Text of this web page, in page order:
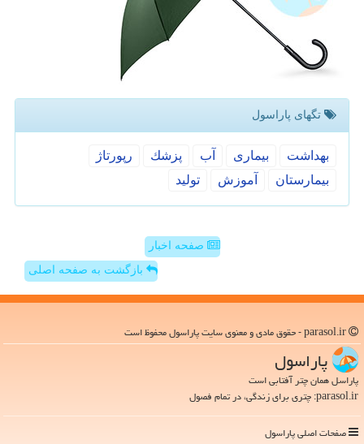
تگهای پاراسول
بهداشت بیماری آب پزشك
رپورتاژ
بیمارستان
آموزش تولید
صفحه اخبار
بازگشت به صفحه اصلی
پاراسول
پاراسل همان چتر آفتابی است
parasol.ir: چتری برای زندگی، در تمام فصول
صفحات اصلی پاراسول